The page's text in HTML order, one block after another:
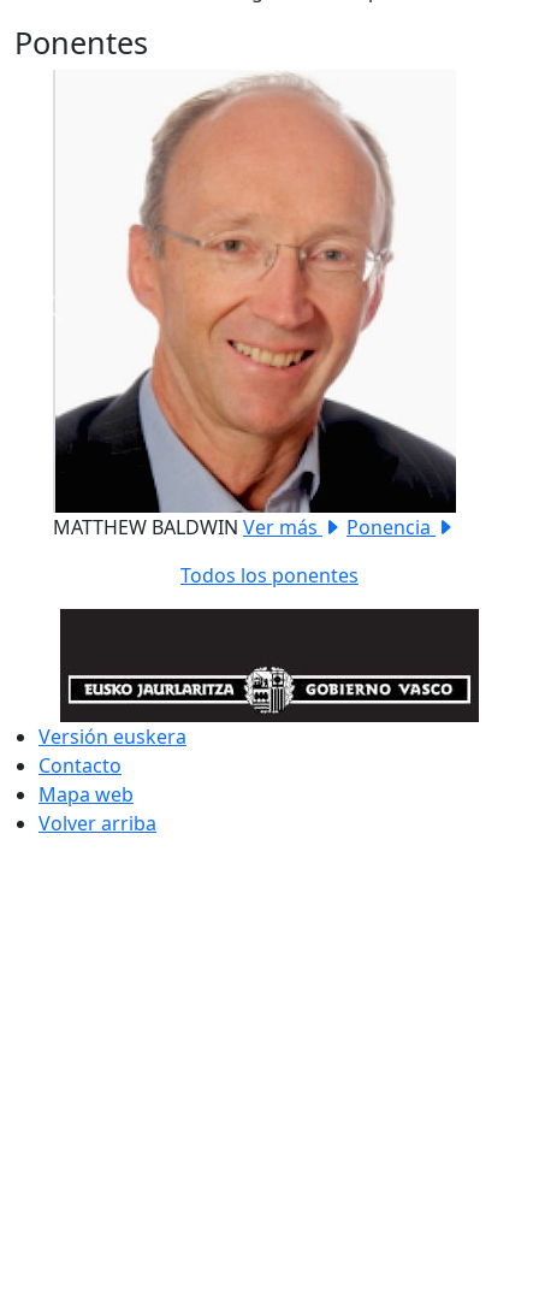
Ponentes
MATTHEW BALDWIN Ver más Ponencia
Todos los ponentes
Versión euskera
Contacto
Mapa web
Volver arriba